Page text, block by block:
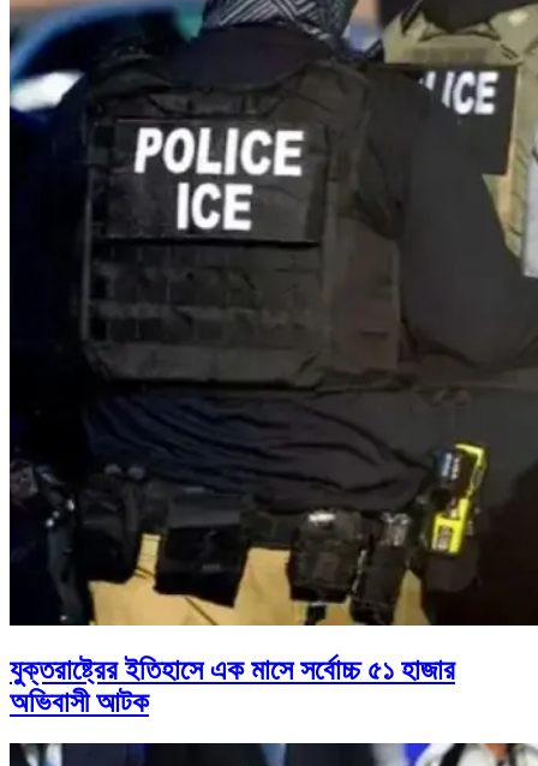
যুক্তরাষ্ট্রের ইতিহাসে এক মাসে সর্বোচ্চ ৫১ হাজার
অভিবাসী আটক